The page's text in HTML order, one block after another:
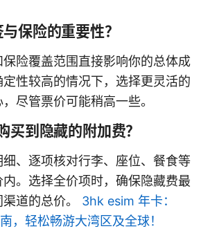
保险的重要性？
险覆盖范围直接影响你的总体成
性较高的情况下，选择更灵活的
尽管票价可能稍高一些。
买到隐藏的附加费？
、逐项核对行李、座位、餐食等
。选择全价项时，确保隐藏费最
道的总价。 3hk esim 年卡：
，轻松畅游大湾区及全球！